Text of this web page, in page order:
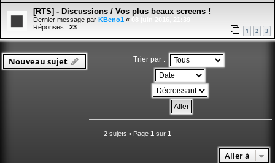
[RTS] - Discussions / Vos plus beaux screens !
Dernier message par KBeno1 «
08 juin 2016, 21:39
Réponses : 23 1 2 3
Nouveau sujet Trier par :
2 sujets • Page 1 sur 1
Aller à